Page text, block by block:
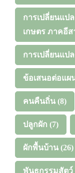
การเปลี่ยนแป
เกษตร ภาคอีส
การเปลี่ยนแป
ข้อเสนอต่อแผ
คนคืนถิ่น (8)
ปลูกผัก (7)
ผักพื้นบ้าน (26)
พันธุกรรมสัตว์